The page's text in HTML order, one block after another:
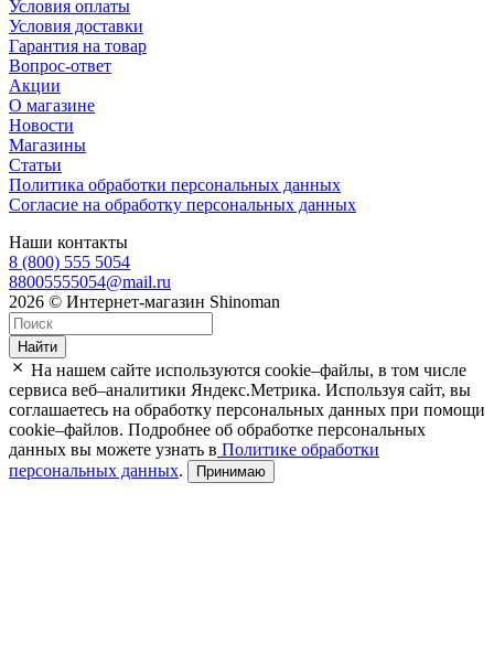
Условия оплаты
Условия доставки
Гарантия на товар
Вопрос-ответ
Акции
О магазине
Новости
Магазины
Статьи
Политика обработки персональных данных
Согласие на обработку персональных данных
Наши контакты
8 (800) 555 5054
88005555054@mail.ru
2026 © Интернет-магазин Shinoman
Найти
На нашем сайте используются cookie–файлы, в том числе
сервиса веб–аналитики Яндекс.Метрика. Используя сайт, вы
соглашаетесь на обработку персональных данных при помощи
cookie–файлов. Подробнее об обработке персональных
данных вы можете узнать в Политике обработки
персональных данных. Принимаю